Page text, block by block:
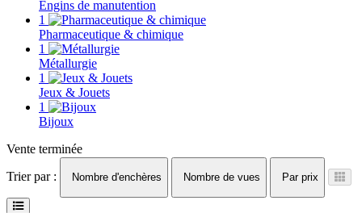
Engins de manutention
1
Pharmaceutique & chimique
1
Métallurgie
1
Jeux & Jouets
1
Bijoux
Vente terminée
Trier par :
Nombre d'enchères Nombre de vues Par prix